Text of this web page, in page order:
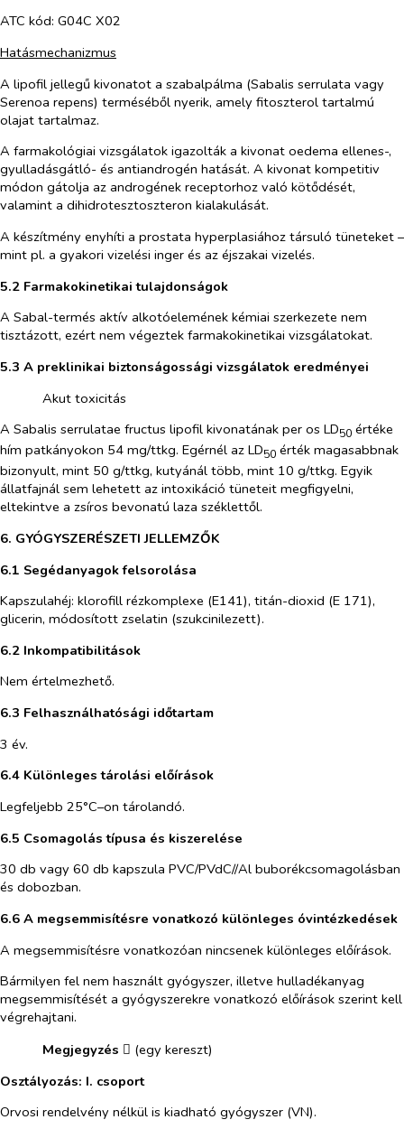
ATC kód: G04C X02
Hatásmechanizmus
A lipofil jellegű kivonatot a szabalpálma (Sabalis serrulata vagy
Serenoa repens) terméséből nyerik, amely fitoszterol tartalmú
olajat tartalmaz.
A farmakológiai vizsgálatok igazolták a kivonat oedema ellenes-,
gyulladásgátló- és antiandrogén hatását. A kivonat kompetitiv
módon gátolja az androgének receptorhoz való kötődését,
valamint a dihidrotesztoszteron kialakulását.
A készítmény enyhíti a prostata hyperplasiához társuló tüneteket –
mint pl. a gyakori vizelési inger és az éjszakai vizelés.
5.2 Farmakokinetikai tulajdonságok
A Sabal-termés aktív alkotóelemének kémiai szerkezete nem
tisztázott, ezért nem végeztek farmakokinetikai vizsgálatokat.
5.3 A preklinikai biztonságossági vizsgálatok eredményei
Akut toxicitás
A Sabalis serrulatae fructus lipofil kivonatának per os LD50 értéke
hím patkányokon 54 mg/ttkg. Egérnél az LD50 érték magasabbnak
bizonyult, mint 50 g/ttkg, kutyánál több, mint 10 g/ttkg. Egyik
állatfajnál sem lehetett az intoxikáció tüneteit megfigyelni,
eltekintve a zsíros bevonatú laza széklettől.
6. GYÓGYSZERÉSZETI JELLEMZŐK
6.1 Segédanyagok felsorolása
Kapszulahéj: klorofill rézkomplexe (E141), titán-dioxid (E 171),
glicerin, módosított zselatin (szukcinilezett).
6.2 Inkompatibilitások
Nem értelmezhető.
6.3 Felhasználhatósági időtartam
3 év.
6.4 Különleges tárolási előírások
Legfeljebb 25°C–on tárolandó.
6.5 Csomagolás típusa és kiszerelése
30 db vagy 60 db kapszula PVC/PVdC//Al buborékcsomagolásban
és dobozban.
6.6 A megsemmisítésre vonatkozó különleges óvintézkedések
A megsemmisítésre vonatkozóan nincsenek különleges előírások.
Bármilyen fel nem használt gyógyszer, illetve hulladékanyag
megsemmisítését a gyógyszerekre vonatkozó előírások szerint kell
végrehajtani.
Megjegyzés  (egy kereszt)
Osztályozás: I. csoport
Orvosi rendelvény nélkül is kiadható gyógyszer (VN).